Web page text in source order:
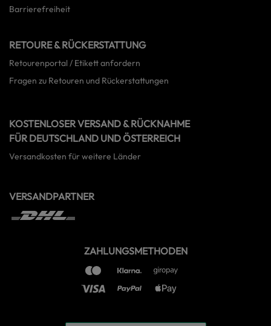
Barrierefreiheit
RETOURE & RÜCKERSTATTUNG
Retourenportal / Etikett anfordern
Fragen zu Retouren und Rückerstattungen
KOSTENLOSER VERSAND & RÜCKNAHME
FÜR DEUTSCHLAND UND ÖSTERREICH
Versandkosten für weitere Länder
VERSANDPARTNER
ZAHLUNGSMETHODEN